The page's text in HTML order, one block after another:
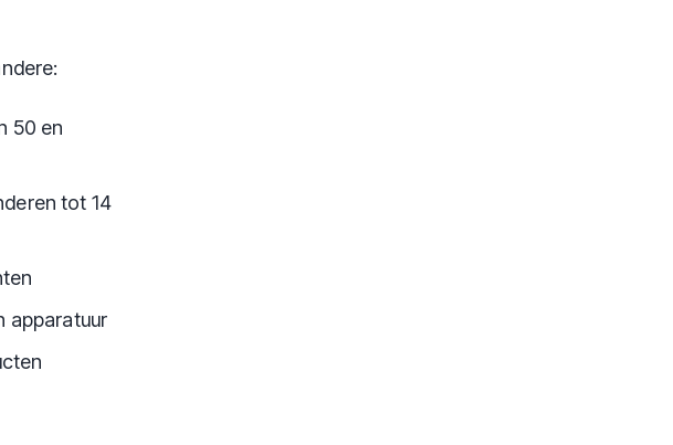
50 en
tot 14
apparatuur